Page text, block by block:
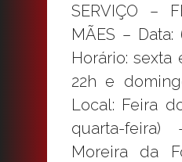
SERVIÇO –
MÃES –
Horário:
22h e
Local: Feira
quarta-
Moreira da